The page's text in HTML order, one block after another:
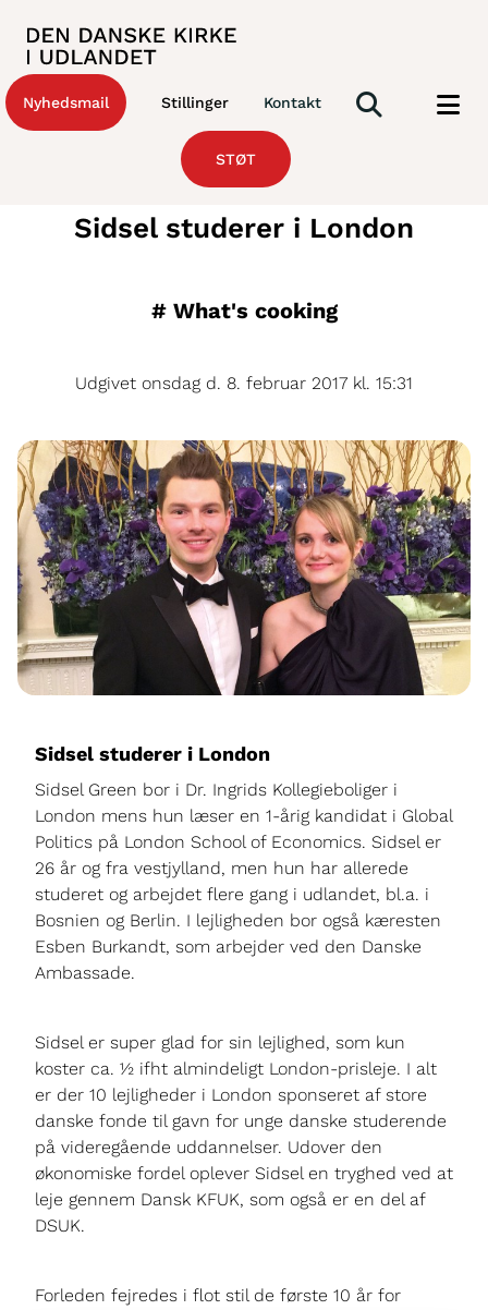
Kontakt
Stillinger
Nyhedsmail
STØT
Sidsel studerer i London
# What's cooking
Udgivet onsdag d. 8. februar 2017 kl. 15:31
Sidsel studerer i London
Sidsel Green bor i Dr. Ingrids Kollegieboliger i
London mens hun læser en 1-årig kandidat i Global
Politics på London School of Economics. Sidsel er
26 år og fra vestjylland, men hun har allerede
studeret og arbejdet flere gang i udlandet, bl.a. i
Bosnien og Berlin. I lejligheden bor også kæresten
Esben Burkandt, som arbejder ved den Danske
Ambassade.
Sidsel er super glad for sin lejlighed, som kun
koster ca. ½ ifht almindeligt London-prisleje. I alt
er der 10 lejligheder i London sponseret af store
danske fonde til gavn for unge danske studerende
på videregående uddannelser. Udover den
økonomiske fordel oplever Sidsel en tryghed ved at
leje gennem Dansk KFUK, som også er en del af
DSUK.
Forleden fejredes i flot stil de første 10 år for